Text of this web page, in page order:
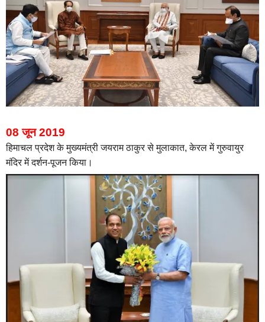
08 जून 2019
हिमाचल प्रदेश के मुख्यमंत्री जयराम ठाकुर से मुलाकात,केरल में गुरुवायुर
मंदिर में दर्शन-पूजन किया।